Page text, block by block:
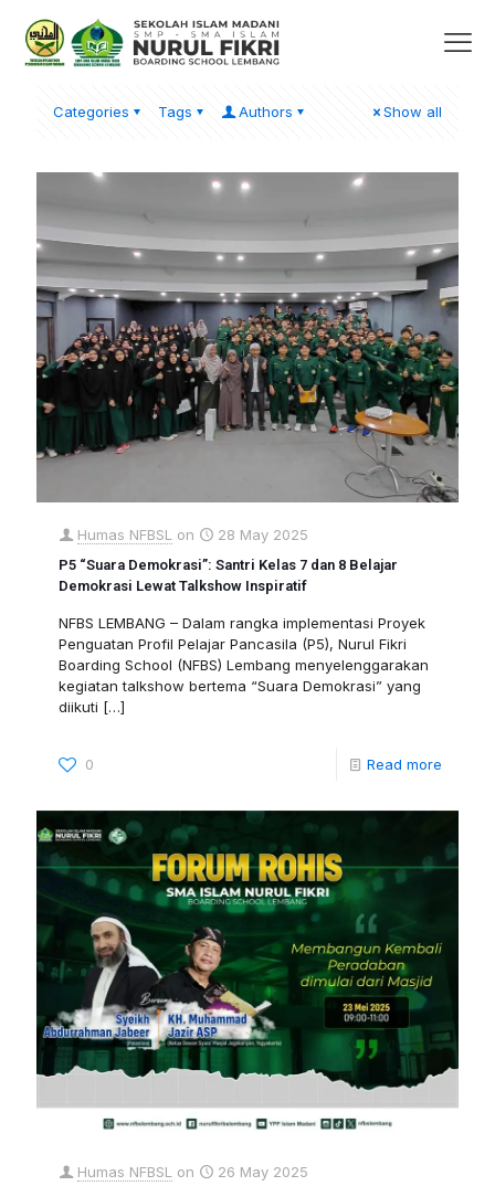
Categories Tags Authors Show all
Humas NFBSL on 28 May 2025
P5 “Suara Demokrasi”: Santri Kelas 7 dan 8 Belajar
Demokrasi Lewat Talkshow Inspiratif
NFBS LEMBANG – Dalam rangka implementasi Proyek
Penguatan Profil Pelajar Pancasila (P5), Nurul Fikri
Boarding School (NFBS) Lembang menyelenggarakan
kegiatan talkshow bertema “Suara Demokrasi” yang
diikuti […]
0 Read more
Humas NFBSL on 26 May 2025